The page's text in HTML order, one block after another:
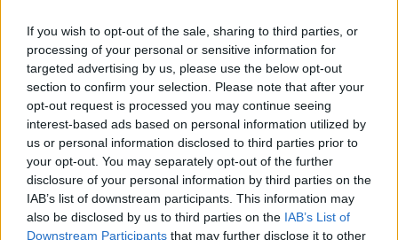
If you wish to opt-out of the sale, sharing to third parties, or
processing of your personal or sensitive information for
targeted advertising by us, please use the below opt-out
section to confirm your selection. Please note that after your
opt-out request is processed you may continue seeing
interest-based ads based on personal information utilized by
us or personal information disclosed to third parties prior to
your opt-out. You may separately opt-out of the further
disclosure of your personal information by third parties on the
IAB’s list of downstream participants. This information may
also be disclosed by us to third parties on the IAB’s List of
Downstream Participants that may further disclose it to other
MONTEPULCIANO —Incidente stradale,pochi minuti dopo la
mezzanotte, in via Busso a Sinalunga. Coinvolte due auto che si
sono scontrate frontalmente. Feriti un donna di 51 anni, una
32enne e un 13enne che sono stati trasportati alle Scotte in codice
giallo rispettivamente dall’ambulanza della Misericordia di
Sinalunga, l’ambulanza della Misericordia di Sarteano, l’ambulanza
della Misericordia di Montepulciano
Sul posto i vigili del fuoco del comando di Siena, distaccamento di